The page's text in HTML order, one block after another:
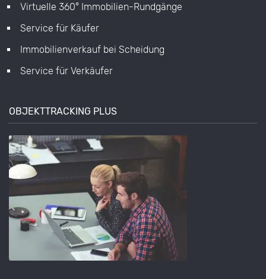
Virtuelle 360° Immobilien-Rundgänge
Service für Käufer
Immobilienverkauf bei Scheidung
Service für Verkäufer
OBJEKTTRACKING PLUS